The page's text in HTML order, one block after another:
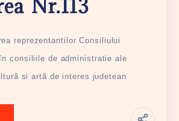
Nr.113
reprezentantilor Consiliului
consiliile de administratie ale
si artã de interes judetean